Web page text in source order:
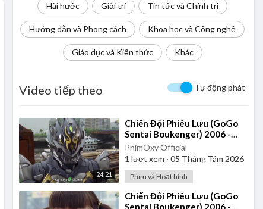
Hài hước Giải trí Tin tức và Chính trị
Hướng dẫn và Phong cách Khoa học và Công nghệ
Giáo dục và Kiến thức Khác
Video tiếp theo Tự động phát
24:21
⁣Chiến Đội Phiêu Lưu (GoGo
Sentai Boukenger) 2006 -
Tập 23 | Vietsub
PhimOxy Official
1 lượt xem · 05 Tháng Tám 2026
Phim và Hoạt hình
⁣Chiến Đội Phiêu Lưu (GoGo
Sentai Boukenger) 2006 -